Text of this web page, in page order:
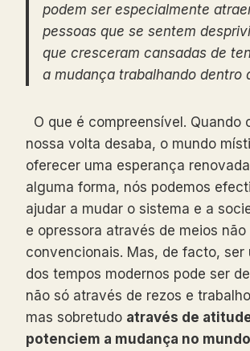
podem ser especialmente
pessoas que se sentem
que cresceram cansadas de
a mudança trabalhando dentro
O que é compreensível. Quando
nossa volta desaba, o mundo
oferecer uma esperança
alguma forma, nós podemos
ajudar a mudar o sistema e a
e opressora através de meios não
convencionais. Mas, de facto, ser
dos tempos modernos pode ser
não só através de rezos e
mas sobretudo através de
potenciem a mudança no mundo